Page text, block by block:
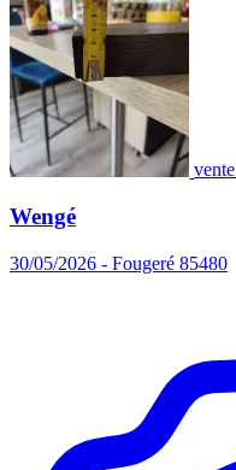
vente
Wengé
30/05/2026 - Fougeré 85480